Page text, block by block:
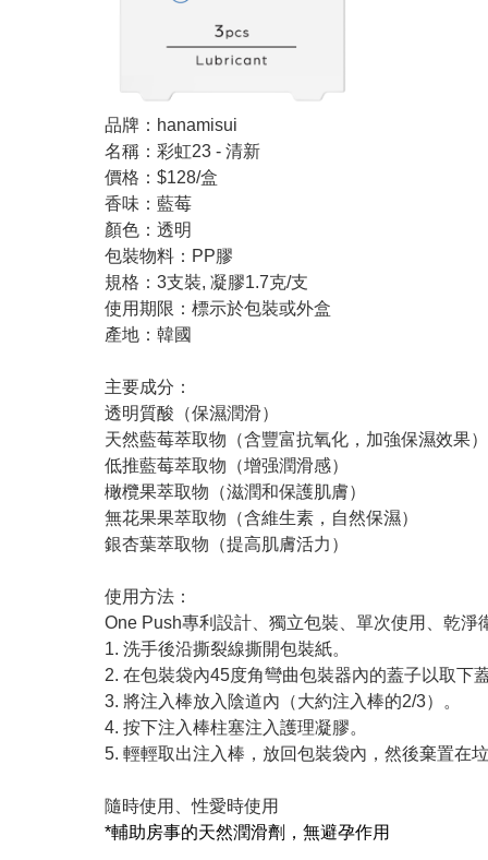
品牌：hanamisui
名稱：彩虹23 - 清新
價格：$128/盒
香味：藍莓
顏色：透明
包裝物料：PP膠
規格：3支裝, 凝膠1.7克/支
使用期限：標示於包裝或外盒
產地：韓國
主要成分：
透明質酸（保濕潤滑）
天然藍莓萃取物（含豐富抗氧化，加強保濕效果）
低推藍莓萃取物（增强潤滑感）
橄欖果萃取物（滋潤和保護肌膚）
無花果果萃取物（含維生素，自然保濕）
銀杏葉萃取物（提高肌膚活力）
使用方法：
One Push專利設計、獨立包裝、單次使用、乾淨
1. 洗手後沿撕裂線撕開包裝紙。
2. 在包裝袋內45度角彎曲包裝器內的蓋子以取下
3. 將注入棒放入陰道內（大約注入棒的2/3）。
4. 按下注入棒柱塞注入護理凝膠。
5. 輕輕取出注入棒，放回包裝袋內，然後棄置在
隨時使用、性愛時使用
*輔助房事的天然潤滑劑，無避孕作用